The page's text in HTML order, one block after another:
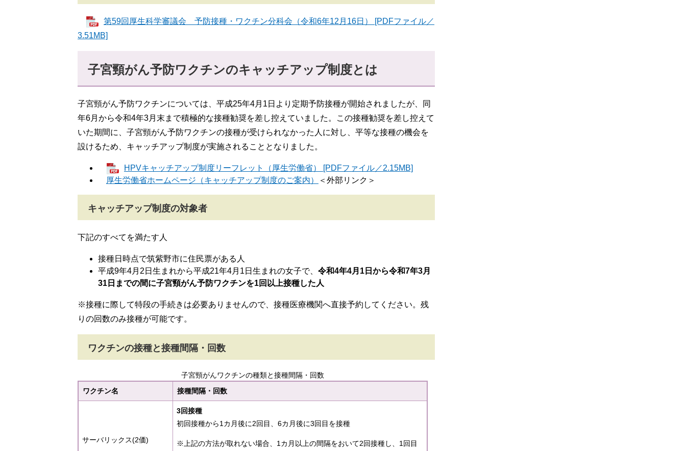
第59回厚生科学審議会 予防接種・ワクチン分科会（令和6年12月16日） [PDFファイル／
3.51MB]
子宮頸がん予防ワクチンのキャッチアップ制度とは
子宮頸がん予防ワクチンについては、平成25年4月1日より定期予防接種が開始されましたが、同
年6月から令和4年3月末まで積極的な接種勧奨を差し控えていました。この接種勧奨を差し控えて
いた期間に、子宮頸がん予防ワクチンの接種が受けられなかった人に対し、平等な接種の機会を
設けるため、キャッチアップ制度が実施されることとなりました。
HPVキャッチアップ制度リーフレット（厚生労働省） [PDFファイル／2.15MB]
厚生労働省ホームページ（キャッチアップ制度のご案内）
＜外部リンク＞
キャッチアップ制度の対象者
下記のすべてを満たす人
接種日時点で筑紫野市に住民票がある人
平成9年4月2日生まれから平成21年4月1日生まれの女子で、 令和4年4月1日から令和7年3月
31日までの間に子宮頸がん予防ワクチンを1回以上接種した人
※接種に際して特段の手続きは必要ありませんので、接種医療機関へ直接予約してください。残
りの回数のみ接種が可能です。
ワクチンの接種と接種間隔・回数
子宮頸がんワクチンの種類と接種間隔・回数
ワクチン名
接種間隔・回数
サーバリックス(2価)
3回接種
初回接種から1カ月後に2回目、6カ月後に3回目を接種​
※上記の方法が取れない場合、1カ月以上の間隔をおいて2回接種し、1回目